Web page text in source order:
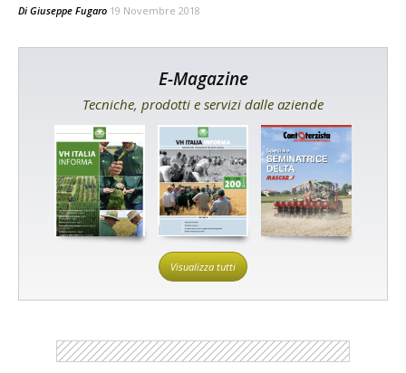
Di Giuseppe Fugaro 19 Novembre 2018
E-Magazine
Tecniche, prodotti e servizi dalle aziende
Visualizza tutti